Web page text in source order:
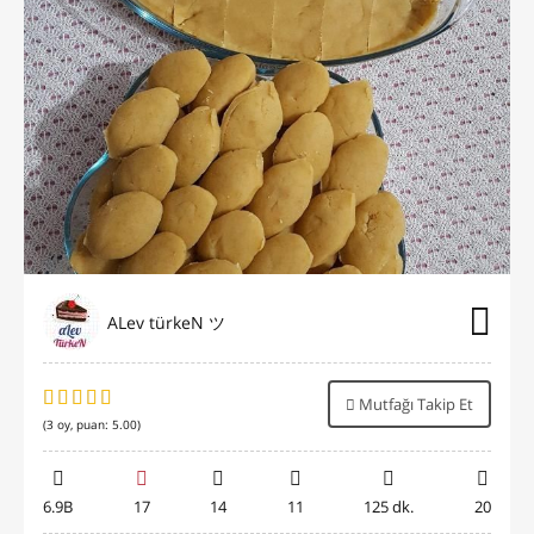
ALev türkeN ツ
(3 oy, puan: 5.00)
Mutfağı Takip Et
6.9B 17 14 11 125 dk. 20